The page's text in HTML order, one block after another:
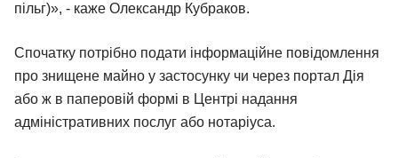
пільг)», - каже Олександр Кубраков.
Спочатку потрібно подати інформаційне повідомлення
про знищене майно у застосунку чи через портал Дія
або ж в паперовій формі в Центрі надання
адміністративних послуг або нотаріуса.